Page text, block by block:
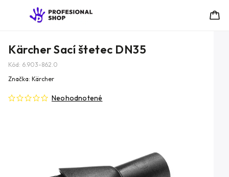
Kärcher Sací štetec DN35
Kód: 6.903-862.0
Neohodnotené
Značka: Kärcher